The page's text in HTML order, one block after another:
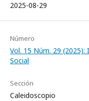
2025-08-29
Número
Vol. 15 Núm. 29
Social
Sección
Caleidoscopio